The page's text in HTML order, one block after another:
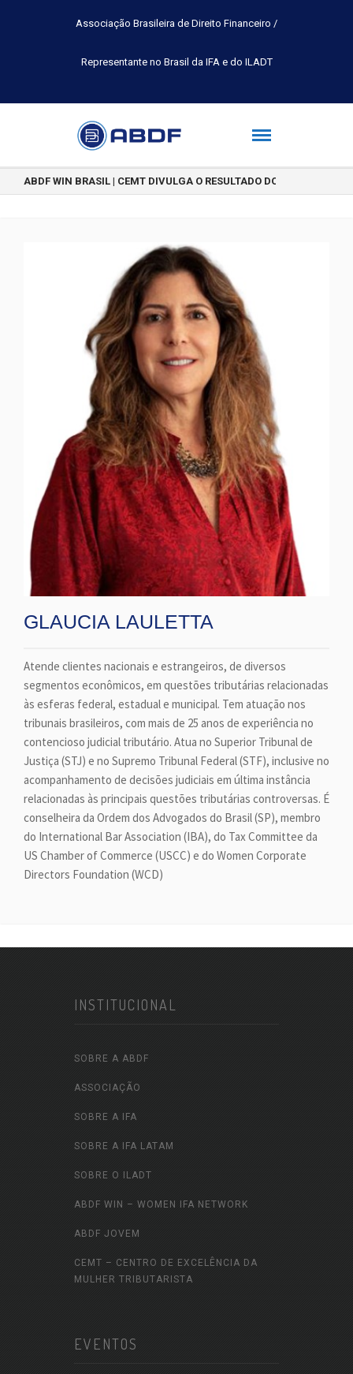
Associação Brasileira de Direito Financeiro /
Representante no Brasil da IFA e do ILADT
ABDF WIN BRASIL | CEMT DIVULGA O RESULTADO DO CONCURSO
GLAUCIA LAULETTA
Atende clientes nacionais e estrangeiros, de diversos
segmentos econômicos, em questões tributárias relacionadas
às esferas federal, estadual e municipal. Tem atuação nos
tribunais brasileiros, com mais de 25 anos de experiência no
contencioso judicial tributário. Atua no Superior Tribunal de
Justiça (STJ) e no Supremo Tribunal Federal (STF), inclusive no
acompanhamento de decisões judiciais em última instância
relacionadas às principais questões tributárias controversas. É
conselheira da Ordem dos Advogados do Brasil (SP), membro
do International Bar Association (IBA), do Tax Committee da
US Chamber of Commerce (USCC) e do Women Corporate
Directors Foundation (WCD)
INSTITUCIONAL
SOBRE A ABDF
ASSOCIAÇÃO
SOBRE A IFA
SOBRE A IFA LATAM
SOBRE O ILADT
ABDF WIN – WOMEN IFA NETWORK
ABDF JOVEM
CEMT – CENTRO DE EXCELÊNCIA DA
MULHER TRIBUTARISTA
EVENTOS